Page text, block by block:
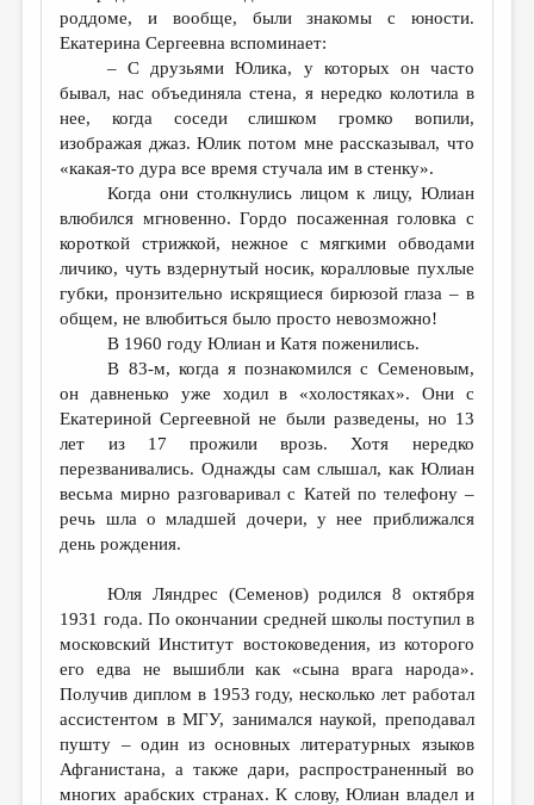
роддоме, и вообще, были знакомы с юности.
Екатерина Сергеевна вспоминает:
– С друзьями Юлика, у которых он часто
бывал, нас объединяла стена, я нередко колотила в
нее, когда соседи слишком громко вопили,
изображая джаз. Юлик потом мне рассказывал, что
«какая-то дура все время стучала им в стенку».
Когда они столкнулись лицом к лицу, Юлиан
влюбился мгновенно. Гордо посаженная головка с
короткой стрижкой, нежное с мягкими обводами
личико, чуть вздернутый носик, коралловые пухлые
губки, пронзительно искрящиеся бирюзой глаза – в
общем, не влюбиться было просто невозможно!
В 1960 году Юлиан и Катя поженились.
В 83-м, когда я познакомился с Семеновым,
он давненько уже ходил в «холостяках». Они с
Екатериной Сергеевной не были разведены, но 13
лет из 17 прожили врозь. Хотя нередко
перезванивались. Однажды сам слышал, как Юлиан
весьма мирно разговаривал с Катей по телефону –
речь шла о младшей дочери, у нее приближался
день рождения.
Юля Ляндрес (Семенов) родился 8 октября
1931 года. По окончании средней школы поступил в
московский Институт востоковедения, из которого
его едва не вышибли как «сына врага народа».
Получив диплом в 1953 году, несколько лет работал
ассистентом в МГУ, занимался наукой, преподавал
пушту – один из основных литературных языков
Афганистана, а также дари, распространенный во
многих арабских странах. К слову, Юлиан владел и